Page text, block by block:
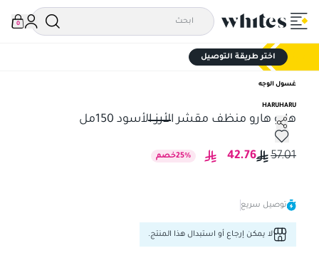
0
اختر طريقة التوصيل
غسول الوجه
HARUHARU
هارو هارو منظف مقشر الأرز الأسود 150مل
هارو هارو منظف مقشر الأرز الأسود 150مل
57.01
42.76
25% خصم
توصيل سريع
لا يمكن إرجاع أو استبدال هذا المنتج.